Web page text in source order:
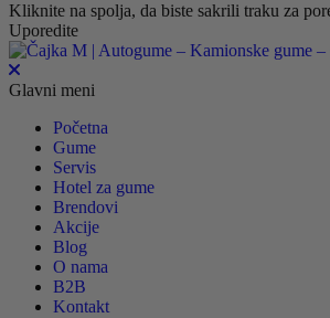
Kliknite na spolja, da biste sakrili traku za
Uporedite
Glavni meni
Početna
Gume
Servis
Hotel za gume
Brendovi
Akcije
Blog
O nama
B2B
Kontakt